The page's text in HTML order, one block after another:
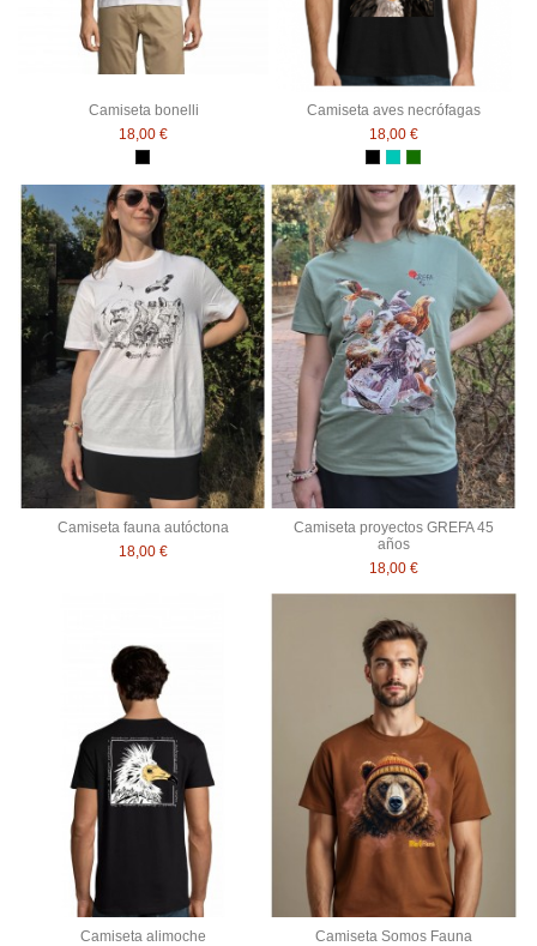
Camiseta bonelli
18,00 €
Negro
Camiseta aves necrófagas
18,00 €
NegroEsmeralda
Verde botella
Camiseta fauna autóctona
18,00 €
Camiseta proyectos GREFA 45
años
18,00 €
Camiseta alimoche
Camiseta Somos Fauna